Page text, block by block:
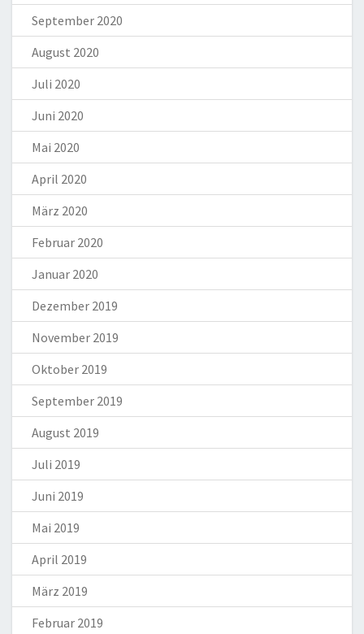
September 2020
August 2020
Juli 2020
Juni 2020
Mai 2020
April 2020
März 2020
Februar 2020
Januar 2020
Dezember 2019
November 2019
Oktober 2019
September 2019
August 2019
Juli 2019
Juni 2019
Mai 2019
April 2019
März 2019
Februar 2019